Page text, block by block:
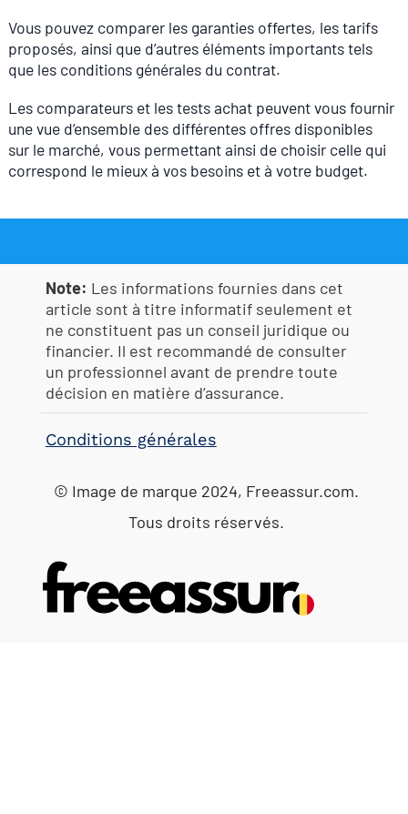
Vous pouvez comparer les garanties offertes, les tarifs
proposés, ainsi que d’autres éléments importants tels
que les conditions générales du contrat.
Les comparateurs et les tests achat peuvent vous fournir
une vue d’ensemble des différentes offres disponibles
sur le marché, vous permettant ainsi de choisir celle qui
correspond le mieux à vos besoins et à votre budget.
Note: Les informations fournies dans cet
article sont à titre informatif seulement et
ne constituent pas un conseil juridique ou
financier. Il est recommandé de consulter
un professionnel avant de prendre toute
décision en matière d’assurance.
Conditions générales
© Image de marque 2024, Freeassur.com.
Tous droits réservés.